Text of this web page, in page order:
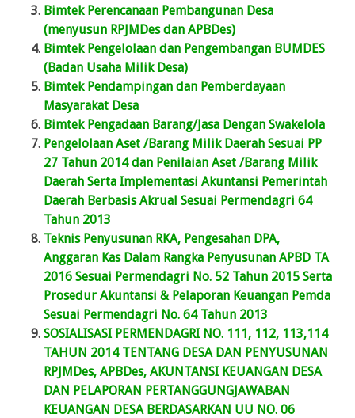
Bimtek Perencanaan Pembangunan Desa
(menyusun RPJMDes dan APBDes)
Bimtek Pengelolaan dan Pengembangan BUMDES
(Badan Usaha Milik Desa)
Bimtek Pendampingan dan Pemberdayaan
Masyarakat Desa
Bimtek Pengadaan Barang/Jasa Dengan Swakelola
Pengelolaan Aset /Barang Milik Daerah Sesuai PP
27 Tahun 2014 dan Penilaian Aset /Barang Milik
Daerah Serta Implementasi Akuntansi Pemerintah
Daerah Berbasis Akrual Sesuai Permendagri 64
Tahun 2013
Teknis Penyusunan RKA, Pengesahan DPA,
Anggaran Kas Dalam Rangka Penyusunan APBD TA
2016 Sesuai Permendagri No. 52 Tahun 2015 Serta
Prosedur Akuntansi & Pelaporan Keuangan Pemda
Sesuai Permendagri No. 64 Tahun 2013
SOSIALISASI PERMENDAGRI NO. 111, 112, 113,114
TAHUN 2014 TENTANG DESA DAN PENYUSUNAN
RPJMDes, APBDes, AKUNTANSI KEUANGAN DESA
DAN PELAPORAN PERTANGGUNGJAWABAN
KEUANGAN DESA BERDASARKAN UU NO. 06